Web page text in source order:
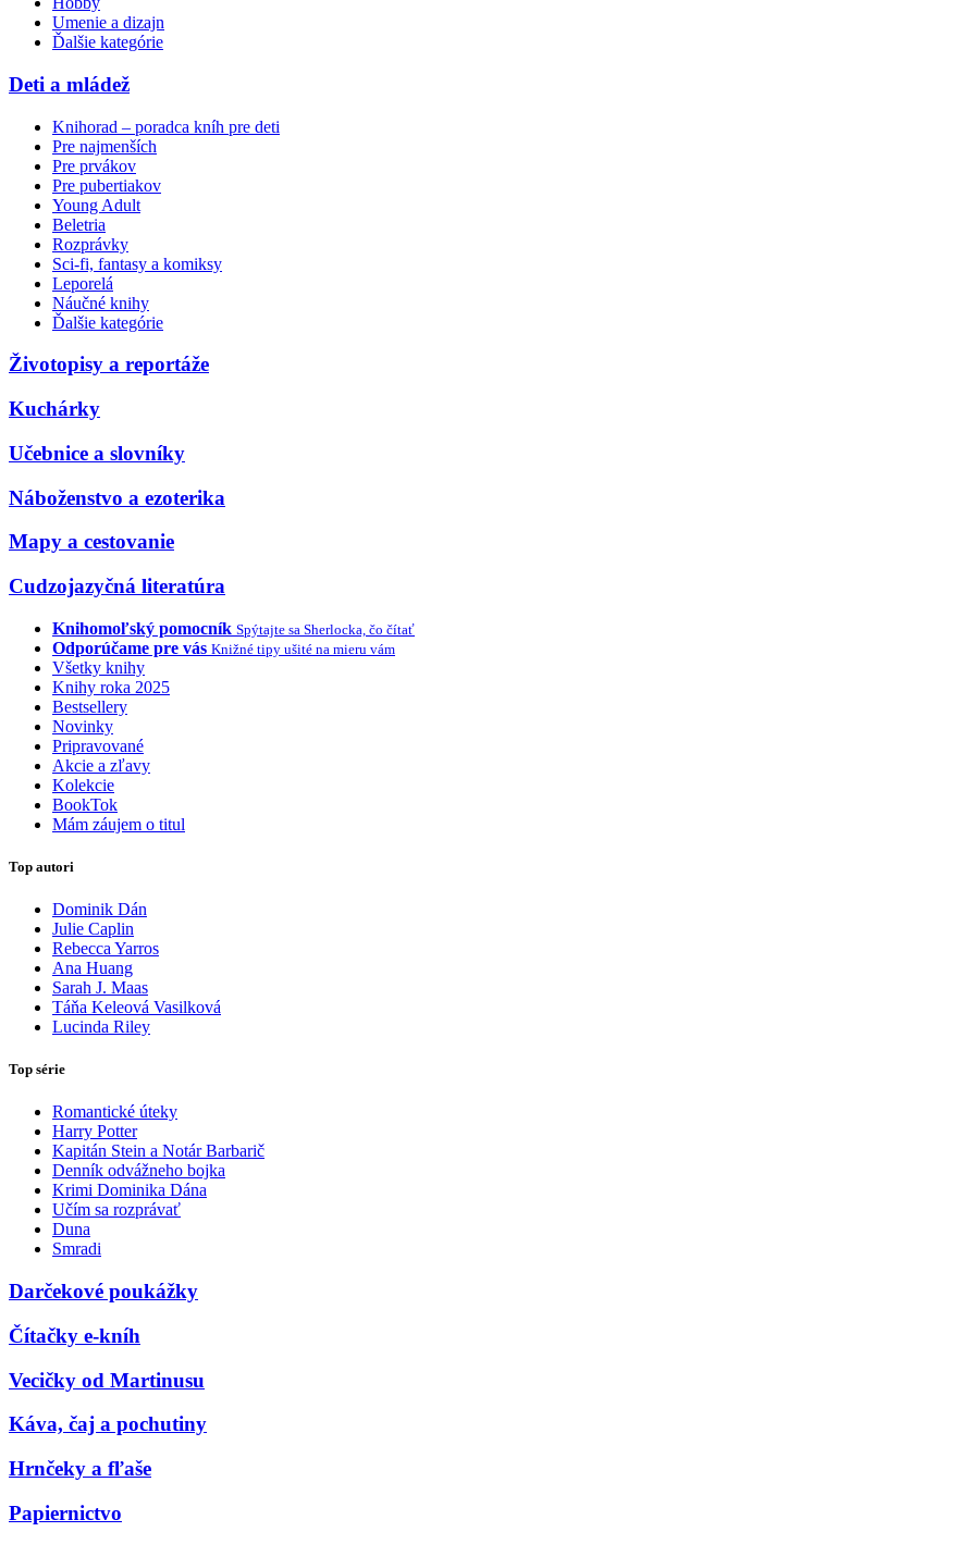
Umenie a dizajn
Ďalšie kategórie
Deti a mládež
Knihorad – poradca kníh pre deti
Pre najmenších
Pre prvákov
Pre pubertiakov
Young Adult
Beletria
Rozprávky
Sci-fi, fantasy a komiksy
Leporelá
Náučné knihy
Ďalšie kategórie
Životopisy a reportáže
Kuchárky
Učebnice a slovníky
Náboženstvo a ezoterika
Mapy a cestovanie
Cudzojazyčná literatúra
Knihomoľský pomocník Spýtajte sa Sherlocka, čo čítať
Odporúčame pre vás Knižné tipy ušité na mieru vám
Všetky knihy
Knihy roka 2025
Bestsellery
Novinky
Pripravované
Akcie a zľavy
Kolekcie
BookTok
Mám záujem o titul
Top autori
Dominik Dán
Julie Caplin
Rebecca Yarros
Ana Huang
Sarah J. Maas
Táňa Keleová Vasilková
Lucinda Riley
Top série
Romantické úteky
Harry Potter
Kapitán Stein a Notár Barbarič
Denník odvážneho bojka
Krimi Dominika Dána
Učím sa rozprávať
Duna
Smradi
Darčekové poukážky
Čítačky e-kníh
Vecičky od Martinusu
Káva, čaj a pochutiny
Hrnčeky a fľaše
Papiernictvo